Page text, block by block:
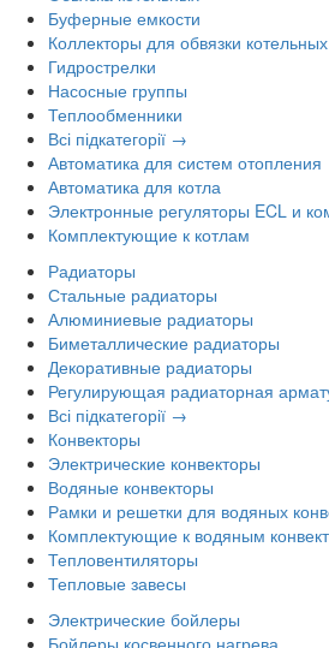
Буферные емкости
Коллекторы для обвязки котельных
Гидрострелки
Насосные группы
Теплообменники
Всі підкатегорії →
Автоматика для систем отопления
Автоматика для котла
Электронные регуляторы ECL и
Комплектующие к котлам
Радиаторы
Стальные радиаторы
Алюминиевые радиаторы
Биметаллические радиаторы
Декоративные радиаторы
Регулирующая радиаторная
Всі підкатегорії →
Конвекторы
Электрические конвекторы
Водяные конвекторы
Рамки и решетки для водяных
Комплектующие к водяным
Тепловентиляторы
Тепловые завесы
Электрические бойлеры